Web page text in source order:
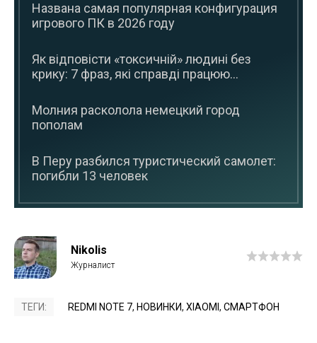
Названа самая популярная конфигурация
игрового ПК в 2026 году
Як відповісти «токсичній» людині без
крику: 7 фраз, які справді працюю...
Молния расколола немецкий город
пополам
В Перу разбился туристический самолет:
погибли 13 человек
Nikolis
ТЕГИ: REDMI NOTE 7, НОВИНКИ, XIAOMI , СМАРТФОН